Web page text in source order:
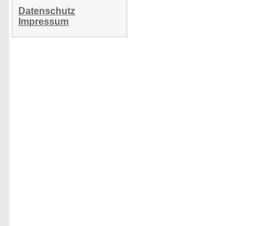
Datenschutz
Impressum